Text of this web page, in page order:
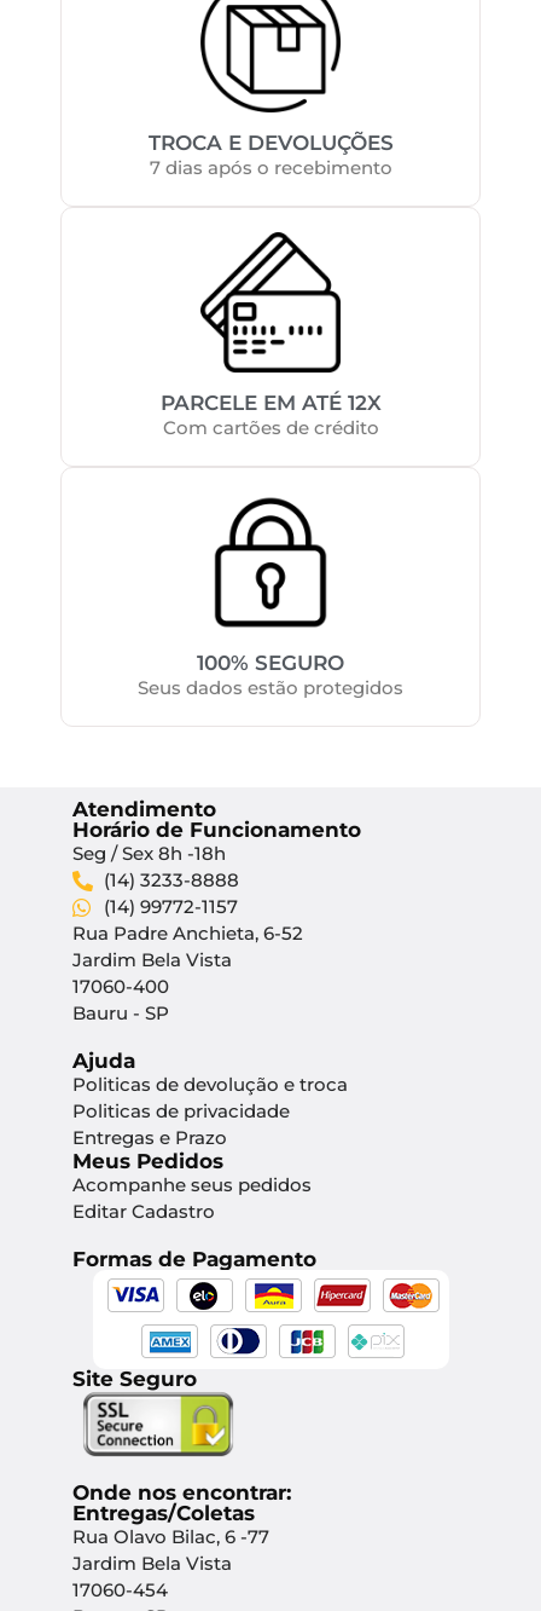
TROCA E DEVOLUÇÕES
7 dias após o recebimento
PARCELE EM ATÉ 12X
Com cartões de crédito
100% SEGURO
Seus dados estão protegidos
Atendimento
Horário de Funcionamento
Seg / Sex 8h -18h
(14) 3233-8888
(14) 99772-1157
Rua Padre Anchieta, 6-52
Jardim Bela Vista
17060-400
Bauru - SP
Ajuda
Politicas de devolução e troca
Politicas de privacidade
Entregas e Prazo
Meus Pedidos
Acompanhe seus pedidos
Editar Cadastro
Formas de Pagamento
Site Seguro
Onde nos encontrar:
Entregas/Coletas
Rua Olavo Bilac, 6 -77
Jardim Bela Vista
17060-454